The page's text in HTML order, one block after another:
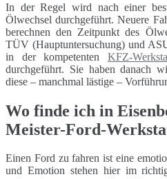
In der Regel wird nach einer
Ölwechsel durchgeführt. Neuere
berechnen den Zeitpunkt des
TÜV (Hauptuntersuchung) und
in der kompetenten KFZ-
durchgeführt. Sie haben danach
diese – manchmal lästige –
Wo finde ich in
Meister-Ford-
Einen Ford zu fahren ist eine
und Emotion stehen hier im